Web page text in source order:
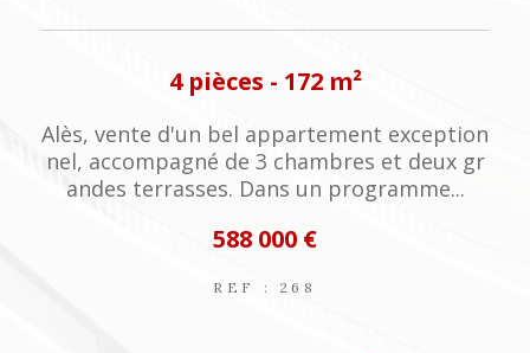
exception
et deux gr
4 pièces - 120 m²
Superbe mas de village en pierres
niveaux , grandes caves voutées,
ux niveaux d'habitation ,...